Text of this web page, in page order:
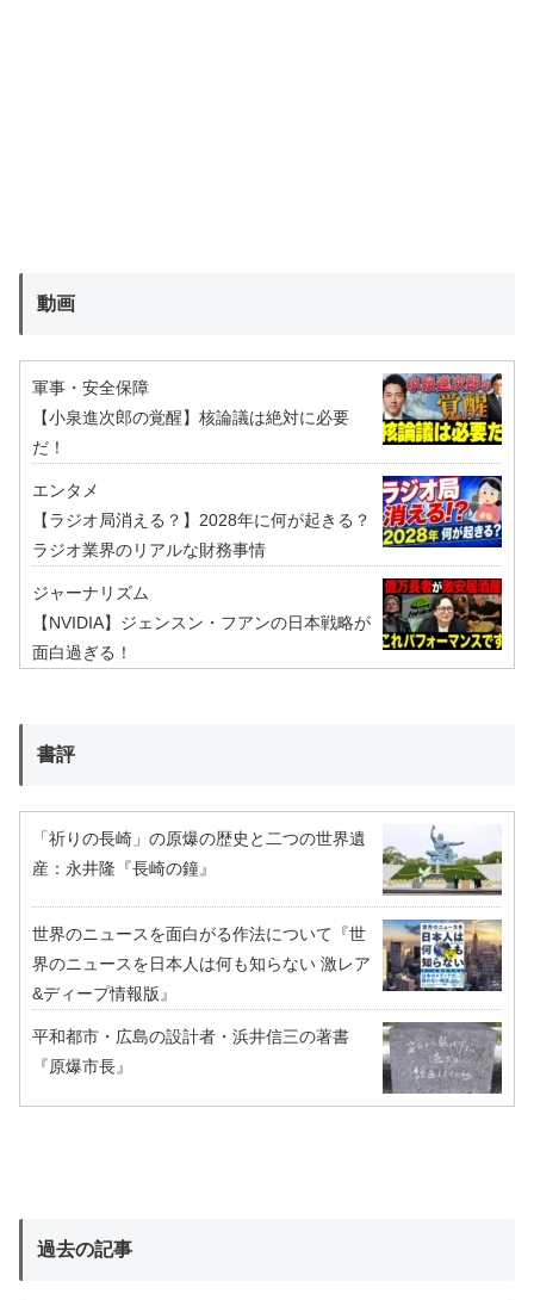
動画
軍事・安全保障
【小泉進次郎の覚醒】核論議は絶対に必要
だ！
エンタメ
【ラジオ局消える？】2028年に何が起きる？
ラジオ業界のリアルな財務事情
ジャーナリズム
【NVIDIA】ジェンスン・フアンの日本戦略が
面白過ぎる！
書評
「祈りの長崎」の原爆の歴史と二つの世界遺
産：永井隆『長崎の鐘』
世界のニュースを面白がる作法について『世
界のニュースを日本人は何も知らない 激レア
&ディープ情報版』
平和都市・広島の設計者・浜井信三の著書
『原爆市長』
過去の記事